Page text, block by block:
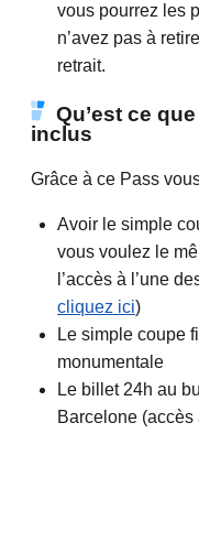
vous pourrez les
n’avez pas à
retrait.
Qu’est ce
inclus
Grâce à ce Pass
Avoir le simple
vous voulez le
l’accès à l’une
cliquez ici)
Le simple coupe
monumentale
Le billet 24h au
Barcelone (accès